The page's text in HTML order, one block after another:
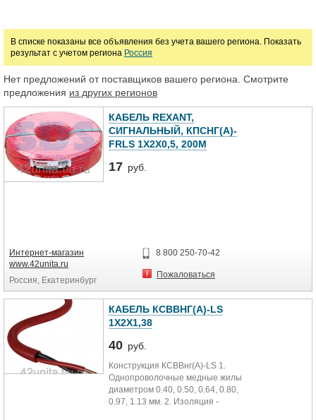
Цена
В списке показаны все объявления без учета вашего региона. Показать
результат с учетом региона Россия
Нет предложений от поставщиков вашего региона. Смотрите
предложения из других регионов
КАБЕЛЬ REXANT,
СИГНАЛЬНЫЙ, КПСНГ(А)-
FRLS 1X2X0,5, 200М
17 руб.
Интернет-магазин
www.42unita.ru
Россия, Екатеринбург
8 800 250-70-42
Пожаловаться
КАБЕЛЬ КСВВНГ(А)-LS
1Х2Х1,38
40 руб.
Конструкция КСВВнг(А)-LS 1.
Однопроволочные медные жилы
диаметром 0.40, 0.50, 0.64, 0.80,
0.97, 1.13 мм. 2. Изоляция -